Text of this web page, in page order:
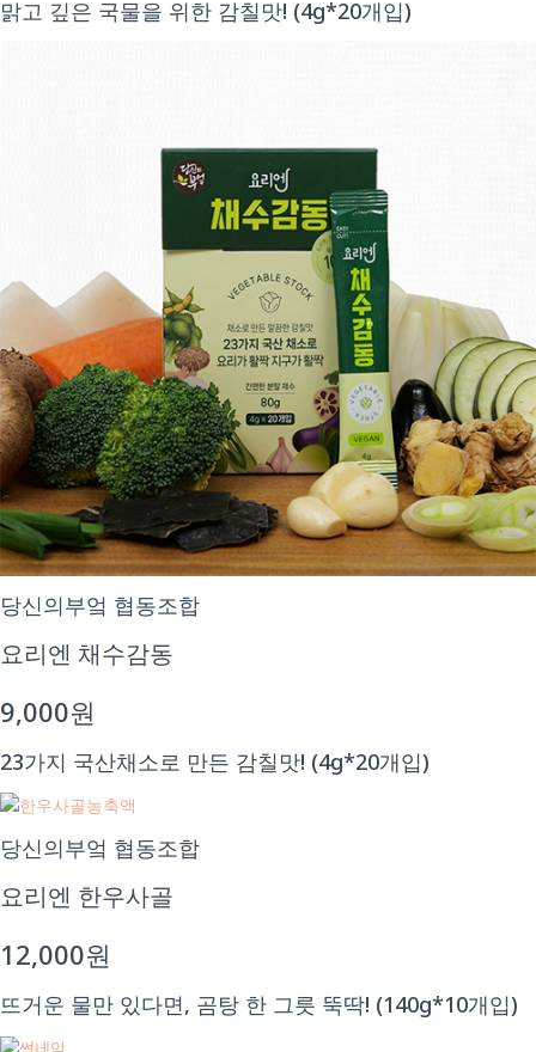
맑고 깊은 국물을 위한 감칠맛! (4g*20개입)
당신의부엌 협동조합
요리엔 채수감동
9,000원
23가지 국산채소로 만든 감칠맛! (4g*20개입)
당신의부엌 협동조합
요리엔 한우사골
12,000원
뜨거운 물만 있다면, 곰탕 한 그릇 뚝딱! (140g*10개입)